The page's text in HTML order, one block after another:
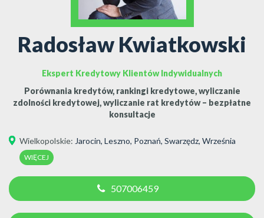
Radosław Kwiatkowski
Ekspert Kredytowy Klientów Indywidualnych
Porównania kredytów, rankingi kredytowe, wyliczanie
zdolności kredytowej, wyliczanie rat kredytów – bezpłatne
konsultacje
Wielkopolskie: Jarocin, Leszno, Poznań, Swarzędz, Września
WIĘCEJ
507006459